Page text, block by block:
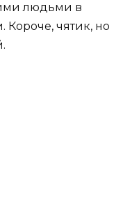
людьми в
чятик, но